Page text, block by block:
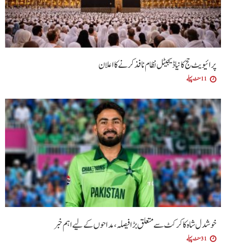
پرائیویٹ حج کا نیا ڈیجیٹل نظام نافذ کرنے کا اعلان
11 منٹ پہلے
خوشدل شاہ کا کرکٹ سے متعلق بڑا فیصلہ، مداحوں کے لیے اہم خبر
31 منٹ پہلے